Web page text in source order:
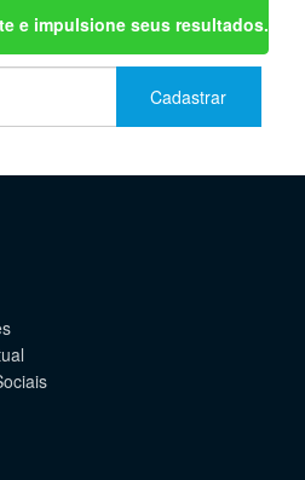
e impulsione seus resultados.
Cadastrar